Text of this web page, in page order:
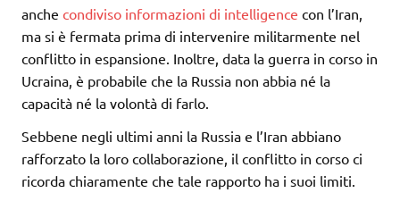
anche condiviso informazioni di intelligence con l’Iran,
ma si è fermata prima di intervenire militarmente nel
conflitto in espansione. Inoltre, data la guerra in corso in
Ucraina, è probabile che la Russia non abbia né la
capacità né la volontà di farlo.
Sebbene negli ultimi anni la Russia e l’Iran abbiano
rafforzato la loro collaborazione, il conflitto in corso ci
ricorda chiaramente che tale rapporto ha i suoi limiti.